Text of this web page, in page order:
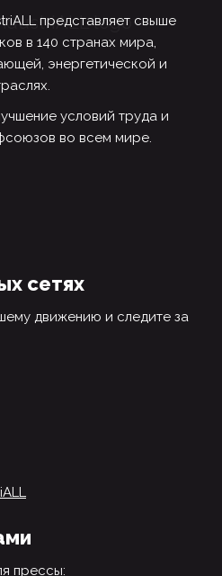
представляет свыше
в 140 странах мира,
энергетической и
условий труда и
во всем мире.
сетях
движению и следите за
прессы: